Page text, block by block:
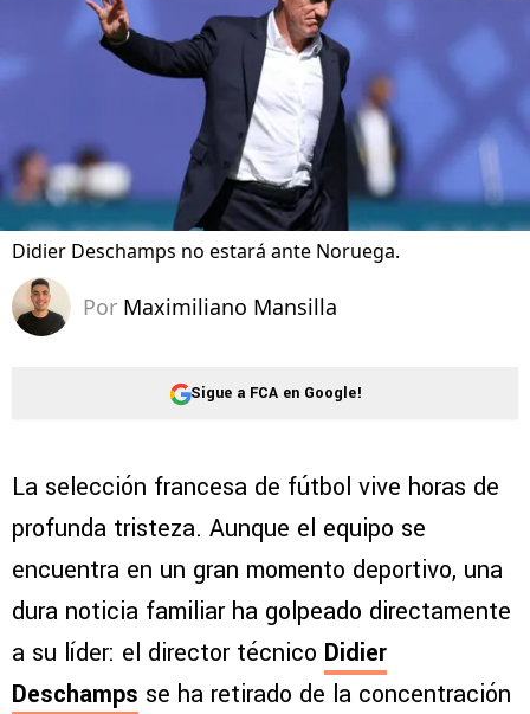
Didier Deschamps no estará ante Noruega.
Por Maximiliano Mansilla
Sigue a FCA en Google!
La selección francesa de fútbol vive horas de
profunda tristeza. Aunque el equipo se
encuentra en un gran momento deportivo, una
dura noticia familiar ha golpeado directamente
a su líder: el director técnico Didier
Deschamps se ha retirado de la concentración